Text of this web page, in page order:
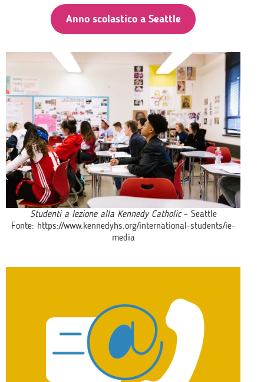
Anno scolastico a Seattle
Studenti a lezione alla Kennedy Catholic– Seattle
Fonte: https://www.kennedyhs.org/international-students/ie-
media